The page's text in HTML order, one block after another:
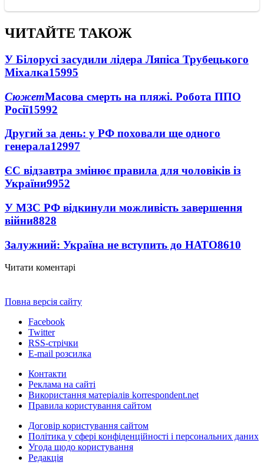
ЧИТАЙТЕ ТАКОЖ
У Білорусі засудили лідера Ляпіса Трубецького
Міхалка15995
СюжетМасова смерть на пляжі. Робота ППО
Росії15992
Другий за день: у РФ поховали ще одного
генерала12997
ЄС відзавтра змінює правила для чоловіків із
України9952
У МЗС РФ відкинули можливість завершення
війни8828
Залужний: Україна не вступить до НАТО8610
Читати коментарі
Повна версія сайту
Facebook
Twitter
RSS-стрічки
E-mail розсилка
Контакти
Реклама на сайті
Використання матеріалів korrespondent.net
Правила користування сайтом
Договір користування сайтом
Політика у сфері конфіденційності і персональних даних
Угода щодо користування
Редакція